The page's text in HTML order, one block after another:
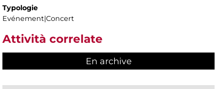
Typologie
Evénement|Concert
Attività correlate
En archive